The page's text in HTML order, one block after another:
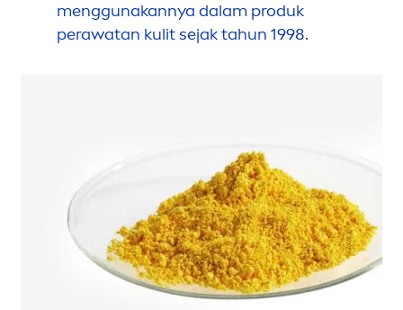
menggunakannya dalam produk
perawatan kulit sejak tahun 1998.